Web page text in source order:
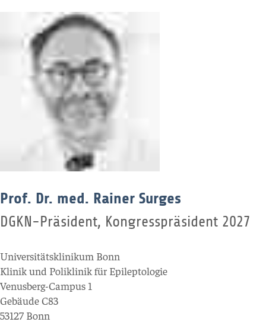
Prof. Dr. med. Rainer Surges
DGKN-Präsident, Kongresspräsident 2027
Universitätsklinikum Bonn
Klinik und Poliklinik für Epileptologie
Venusberg-Campus 1
Gebäude C83
53127 Bonn